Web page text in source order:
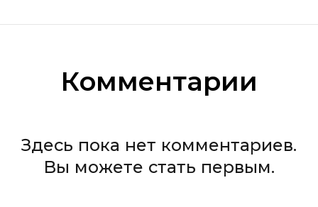
Комментарии
Здесь пока нет комментариев.
Вы можете стать первым.